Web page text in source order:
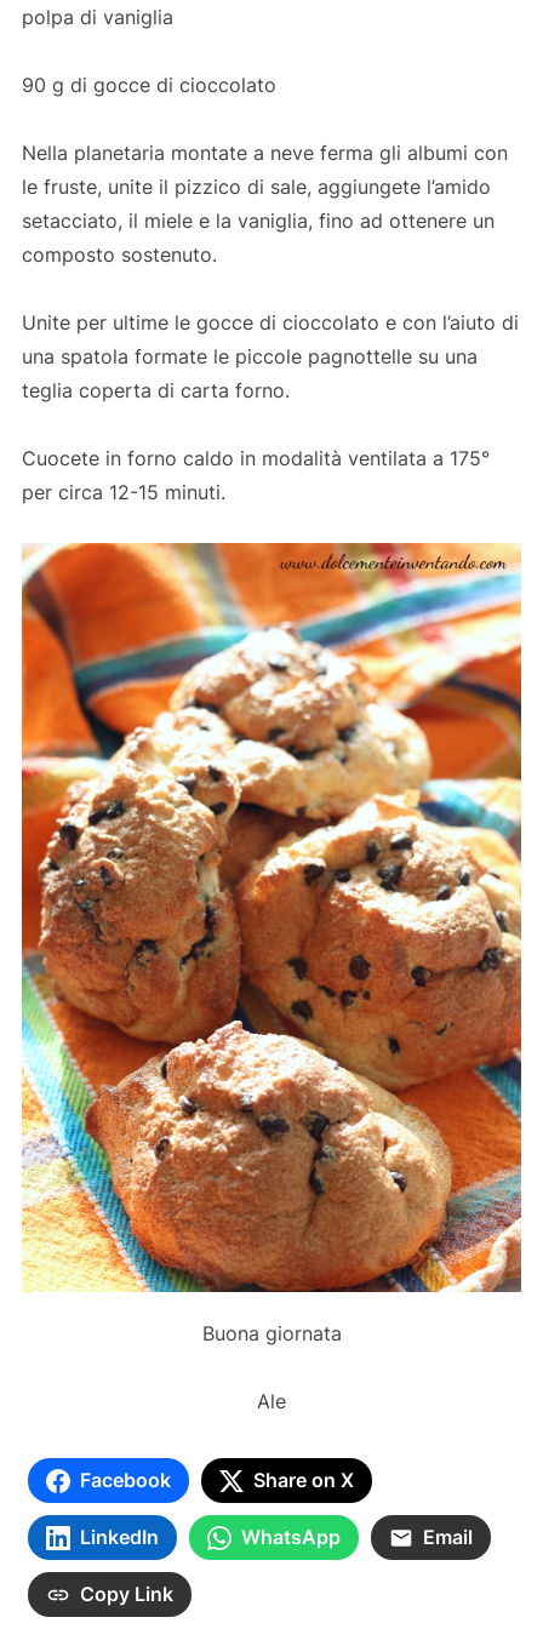
polpa di vaniglia
90 g di gocce di cioccolato
Nella planetaria montate a neve ferma gli albumi con
le fruste, unite il pizzico di sale, aggiungete l’amido
setacciato, il miele e la vaniglia, fino ad ottenere un
composto sostenuto.
Unite per ultime le gocce di cioccolato e con l’aiuto di
una spatola formate le piccole pagnottelle su una
teglia coperta di carta forno.
Cuocete in forno caldo in modalità ventilata a 175°
per circa 12-15 minuti.
Buona giornata
Ale
Facebook Share on X
LinkedIn WhatsApp Email
Copy Link